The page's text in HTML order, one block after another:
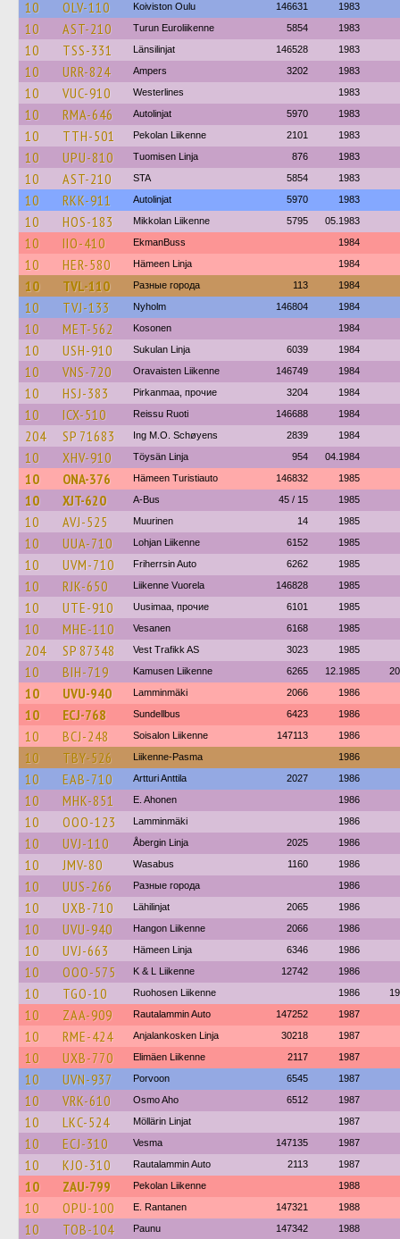
10 OLV-110 Koiviston Oulu 146631 1983
10 AST-210 Turun Euroliikenne 5854 1983
10 TSS-331 Länsilinjat 146528 1983
10 URR-824 Ampers 3202 1983
10 VUC-910 Westerlines 1983
10 RMA-646 Autolinjat 5970 1983
10 TTH-501 Pekolan Liikenne 2101 1983
10 UPU-810 Tuomisen Linja 876 1983
10 AST-210 STA 5854 1983
10 RKK-911 Autolinjat 5970 1983
10 HOS-183 Mikkolan Liikenne 5795 05.1983
10 IIO-410 EkmanBuss 1984
10 HER-580 Hämeen Linja 1984
10 TVL-110 Разные города 113 1984
10 TVJ-133 Nyholm 146804 1984
10 MET-562 Kosonen 1984
10 USH-910 Sukulan Linja 6039 1984
10 VNS-720 Oravaisten Liikenne 146749 1984
10 HSJ-383 Pirkanmaa, прочие 3204 1984
10 ICX-510 Reissu Ruoti 146688 1984
204 SP 71683 Ing M.O. Schøyens 2839 1984
10 XHV-910 Töysän Linja 954 04.1984
10 ONA-376 Hämeen Turistiauto 146832 1985
10 XJT-620 A-Bus 45 / 15 1985
10 AVJ-525 Muurinen 14 1985
10 UUA-710 Lohjan Liikenne 6152 1985
10 UVM-710 Friherrsin Auto 6262 1985
10 RJK-650 Liikenne Vuorela 146828 1985
10 UTE-910 Uusimaa, прочие 6101 1985
10 MHE-110 Vesanen 6168 1985
204 SP 87348 Vest Trafikk AS 3023 1985
10 BIH-719 Kamusen Liikenne 6265 12.1985
10 UVU-940 Lamminmäki 2066 1986
10 ECJ-768 Sundellbus 6423 1986
10 BCJ-248 Soisalon Liikenne 147113 1986
10 TBY-526 Liikenne-Pasma 1986
10 EAB-710 Artturi Anttila 2027 1986
10 MHK-851 E. Ahonen 1986
10 OOO-123 Lamminmäki 1986
10 UVJ-110 Åbergin Linja 2025 1986
10 JMV-80 Wasabus 1160 1986
10 UUS-266 Разные города 1986
10 UXB-710 Lähilinjat 2065 1986
10 UVU-940 Hangon Liikenne 2066 1986
10 UVJ-663 Hämeen Linja 6346 1986
10 OOO-575 K & L Liikenne 12742 1986
10 TGO-10 Ruohosen Liikenne 1986
10 ZAA-909 Rautalammin Auto 147252 1987
10 RME-424 Anjalankosken Linja 30218 1987
10 UXB-770 Elimäen Liikenne 2117 1987
10 UVN-937 Porvoon 6545 1987
10 VRK-610 Osmo Aho 6512 1987
10 LKC-524 Möllärin Linjat 1987
10 ECJ-310 Vesma 147135 1987
10 KJO-310 Rautalammin Auto 2113 1987
10 ZAU-799 Pekolan Liikenne 1988
10 OPU-100 E. Rantanen 147321 1988
10 TOB-104 Paunu 147342 1988